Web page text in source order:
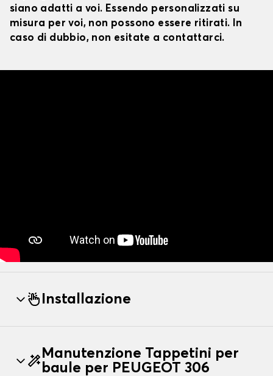
siano adatti a voi. Essendo personalizzati su
misura per voi, non possono essere ritirati. In
caso di dubbio, non esitate a contattarci.
Installazione
Manutenzione Tappetini per
baule per PEUGEOT 306